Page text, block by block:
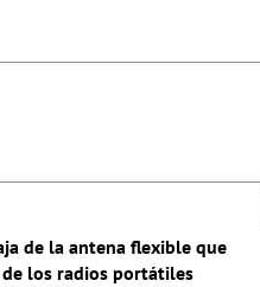
de la antena flexible que
los radios portátiles
not yet have an explanation!
Register to add one